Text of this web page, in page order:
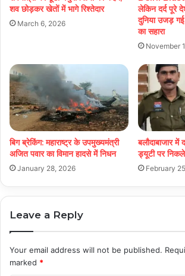
शव छोड़कर खेतों में भागे रिश्तेदार
March 6, 2026
लेकिन दर्द पूरे
दुनिया उजड़
का सहारा
November
बिग ब्रेकिंग: महाराष्ट्र के उपमुख्यमंत्री
अजित पवार का विमान हादसे में निधन
January 28, 2026
बलौदाबाजार में
ड्यूटी पर निकले
February
Leave a Reply
Your email address will not be published.
marked *